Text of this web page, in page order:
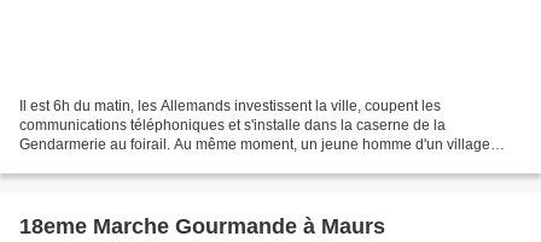
Il est 6h du matin, les Allemands investissent la ville, coupent les
communications téléphoniques et s'installe dans la caserne de la
Gendarmerie au foirail. Au même moment, un jeune homme d'un village
18eme Marche Gourmande à Maurs